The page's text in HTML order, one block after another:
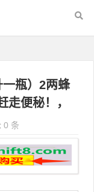
瓶）2两蜂
走便秘！，
0 条